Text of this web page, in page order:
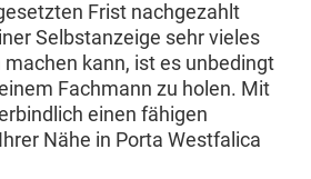
Frist nachgezahlt
Selbstanzeige sehr vieles
kann, ist es unbedingt
Fachmann zu holen. Mit
einen fähigen
Nähe in Porta Westfalica